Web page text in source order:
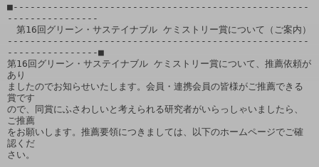
■----------------------------------------------------
----------------
第16回グリーン・サステイナブル ケミストリー賞について（ご案内）
-----------------------------------------------------
----------------■
第16回グリーン・サステイナブル ケミストリー賞について、推薦依頼が
あり
ましたのでお知らせいたします。会員・連携会員の皆様がご推薦できる
賞です
ので、同賞にふさわしいと考えられる研究者がいらっしゃいましたら、
ご推薦
をお願いします。推薦要領につきましては、以下のホームページでご確
認くだ
さい。